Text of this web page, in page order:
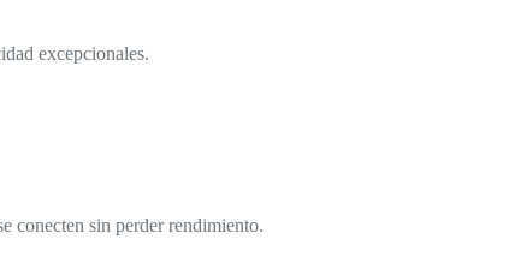
excepcionales.
conecten sin perder rendimiento.